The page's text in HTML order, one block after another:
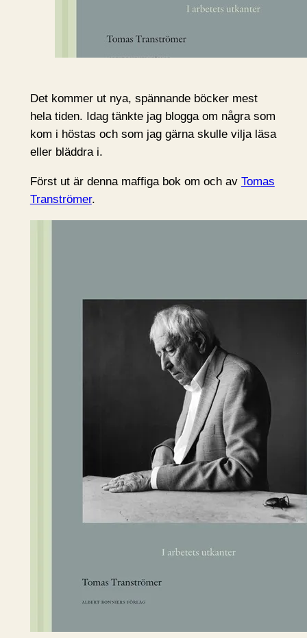
Det kommer ut nya, spännande böcker mest
hela tiden. Idag tänkte jag blogga om några som
kom i höstas och som jag gärna skulle vilja läsa
eller bläddra i.
Först ut är denna maffiga bok om och av Tomas
Tranströmer.